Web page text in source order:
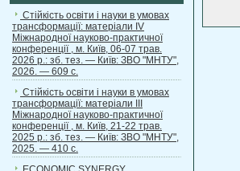
Стійкість освіти і науки в умовах
трансформації: матеріали ІV
Міжнародної науково-практичної
конференції , м. Київ, 06-07 трав.
2026 р.: зб. тез. — Київ: ЗВО "МНТУ",
2026. — 609 с.
Стійкість освіти і науки в умовах
трансформації: матеріали ІІІ
Міжнародної науково-практичної
конференції , м. Київ, 21-22 трав.
2025 р.: зб. тез. — Київ: ЗВО "МНТУ",
2025. — 410 с.